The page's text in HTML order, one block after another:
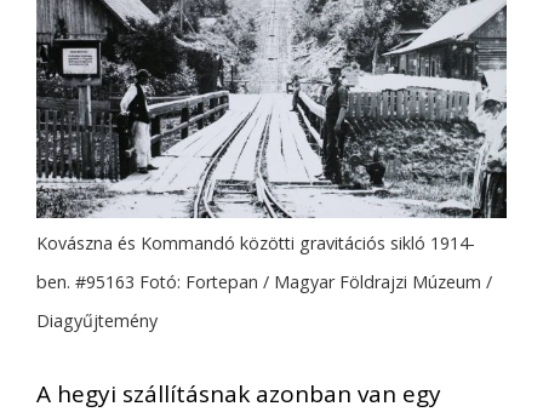
Kovászna és Kommandó közötti gravitációs sikló 1914-
ben. #95163 Fotó: Fortepan / Magyar Földrajzi Múzeum /
Diagyűjtemény
A hegyi szállításnak azonban van egy